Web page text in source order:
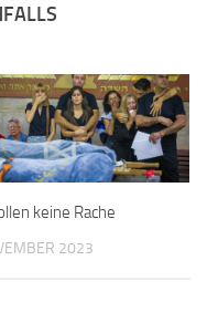
keine Rache
2023